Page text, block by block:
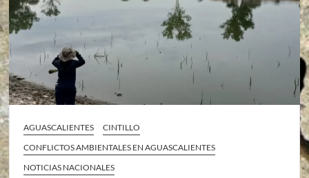
AGUASCALIENTES
CINTILLO
CONFLICTOS AMBIENTALES EN AGUASCALIENTES
NOTICIAS NACIONALES